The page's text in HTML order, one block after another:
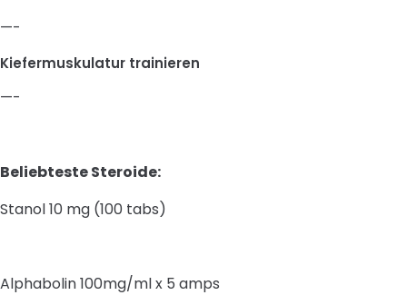
—-
Kiefermuskulatur trainieren
—-
Beliebteste Steroide:
Stanol 10 mg (100 tabs)
Alphabolin 100mg/ml x 5 amps